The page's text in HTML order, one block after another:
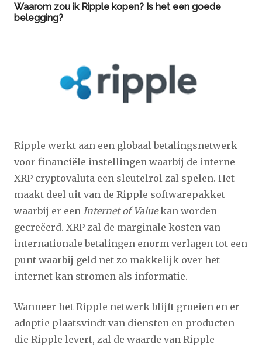
Waarom zou ik Ripple kopen? Is het een goede
belegging?
Ripple werkt aan een globaal betalingsnetwerk
voor financiële instellingen waarbij de interne
XRP cryptovaluta een sleutelrol zal spelen. Het
maakt deel uit van de Ripple softwarepakket
waarbij er een Internet of Valuekan worden
gecreëerd. XRP zal de marginale kosten van
internationale betalingen enorm verlagen tot een
punt waarbij geld net zo makkelijk over het
internet kan stromen als informatie.
Wanneer het Ripple netwerk blijft groeien en er
adoptie plaatsvindt van diensten en producten
die Ripple levert, zal de waarde van Ripple